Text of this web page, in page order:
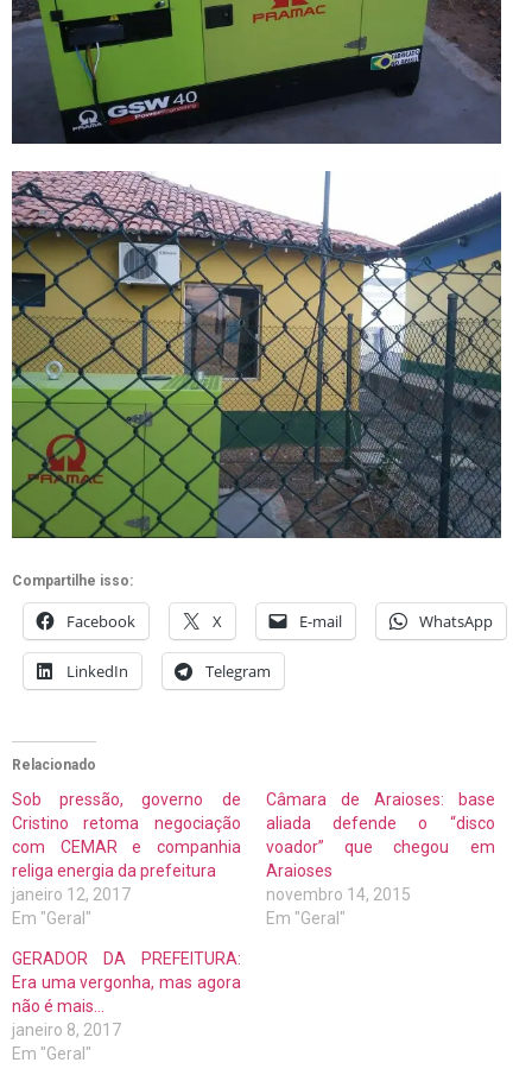
Compartilhe isso:
Facebook X E-mail WhatsApp
LinkedIn Telegram
Relacionado
Sob pressão, governo de
Cristino retoma negociação
com CEMAR e companhia
religa energia da prefeitura
janeiro 12, 2017
Em "Geral"
Câmara de Araioses: base
aliada defende o “disco
voador” que chegou em
Araioses
novembro 14, 2015
Em "Geral"
GERADOR DA PREFEITURA:
Era uma vergonha, mas agora
não é mais…
janeiro 8, 2017
Em "Geral"